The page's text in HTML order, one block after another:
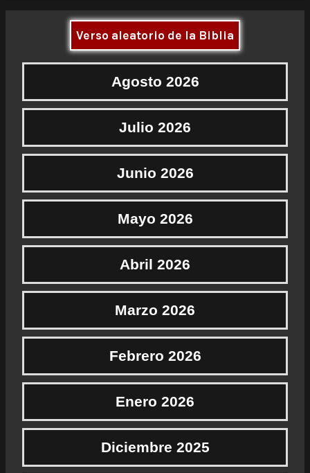
Verso aleatorio de la Biblia
Agosto 2026
Julio 2026
Junio 2026
Mayo 2026
Abril 2026
Marzo 2026
Febrero 2026
Enero 2026
Diciembre 2025